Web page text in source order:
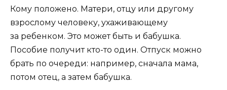
Кому положено. Матери, отцу или другому
взрослому человеку, ухаживающему
за ребенком. Это может быть и бабушка.
Пособие получит кто-то один. Отпуск можно
брать по очереди: например, сначала мама,
потом отец, а затем бабушка.